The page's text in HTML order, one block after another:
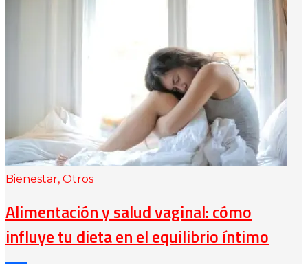
Bienestar, Otros
Alimentación y salud vaginal: cómo
influye tu dieta en el equilibrio íntimo